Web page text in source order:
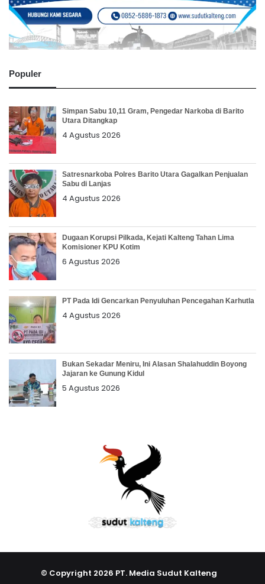
Populer
Simpan Sabu 10,11 Gram, Pengedar Narkoba di Barito
Utara Ditangkap
4 Agustus 2026
Satresnarkoba Polres Barito Utara Gagalkan Penjualan
Sabu di Lanjas
4 Agustus 2026
Dugaan Korupsi Pilkada, Kejati Kalteng Tahan Lima
Komisioner KPU Kotim
6 Agustus 2026
PT Pada Idi Gencarkan Penyuluhan Pencegahan Karhutla
4 Agustus 2026
Bukan Sekadar Meniru, Ini Alasan Shalahuddin Boyong
Jajaran ke Gunung Kidul
5 Agustus 2026
© Copyright 2026 PT. Media Sudut Kalteng